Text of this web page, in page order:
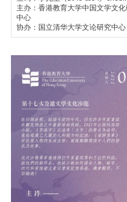
主办：香港教育大学中国文学文
中心
协办：国立清华大学文论研究中心